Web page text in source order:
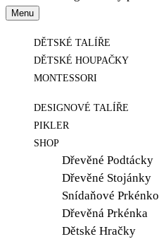
Dřevínek
Udělejte radost jen tak.
Menu
DĚTSKÉ TALÍŘE
DĚTSKÉ HOUPAČKY
MONTESSORI
DESIGNOVÉ TALÍŘE
PIKLER
SHOP
Dřevěné Podtácky
Dřevěné Stojánky
Snídaňové Prkénko
Dřevěná Prkénka
Dětské Hračky